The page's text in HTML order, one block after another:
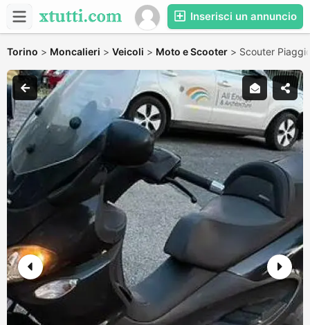
Inserisci un annuncio
Torino > Moncalieri > Veicoli > Moto e Scooter > Scouter